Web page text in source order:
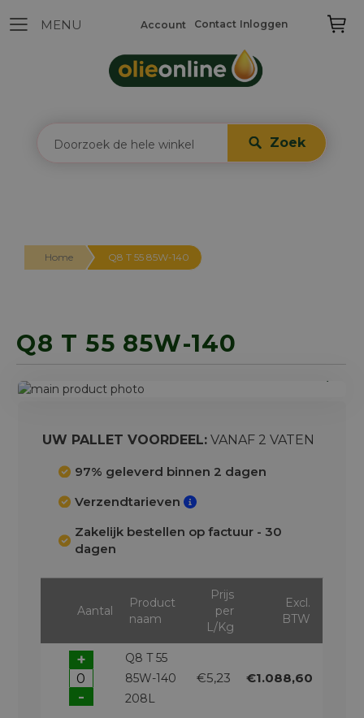
Zoek
Contact Inloggen
Account
Home Q8 T 55 85W-140
Q8 T 55 85W-140
Ga
einde
afbeeldingen-
UW PALLET VOORDEEL: VANAF 2 VATEN
97% geleverd binnen 2 dagen
Verzendtarieven
Zakelijk bestellen op factuur - 30
dagen
Aantal
Product
naam
Prijs
per
L/Kg
Excl.
BTW
-
+
Q8 T 55
85W-140
208L
€5,23 €1.088,60